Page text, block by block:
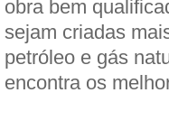
obra bem
sejam criadas
petróleo e gás
encontra os